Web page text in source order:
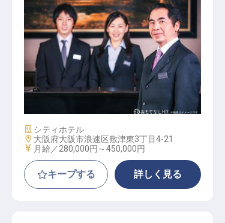
フロント アシスタントマネージャー
施設業態
シティホテル
勤務地
大阪府大阪市浪速区敷津東3丁目4-21
給与
月給／280,000円～450,000円
キープする 詳しく見る